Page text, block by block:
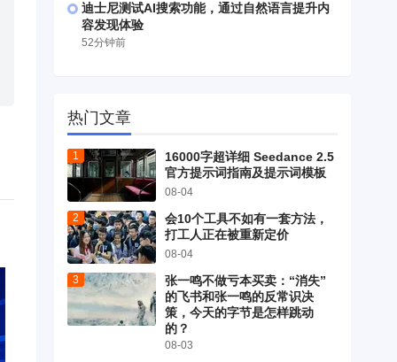
迪士尼测试AI搜索功能，通过自然语言提升内
容发现体验
52分钟前
热门文章
16000字超详细 Seedance 2.5
官方提示词指南及提示词模板
08-04
会10个工具不如有一套方法，
打工人正在被重新定价
08-04
张一鸣不做亏本买卖：“消失”
的飞书和张一鸣的反常识决
策，今天的字节是怎样跳动
的？
08-03